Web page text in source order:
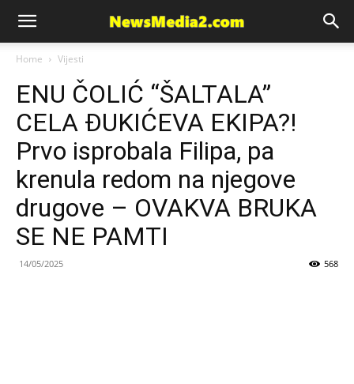
News
Media
Home Vijesti
ENU ČOLIĆ “ŠALTALA”
CELA ĐUKIĆEVA EKIPA?!
Prvo isprobala Filipa, pa
krenula redom na njegove
drugove – OVAKVA BRUKA
SE NE PAMTI
14/05/2025 568